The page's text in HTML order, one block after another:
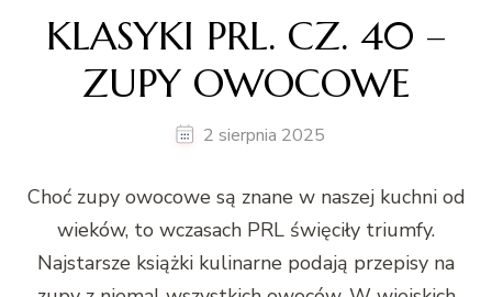
KLASYKI PRL. CZ. 40 –
ZUPY OWOCOWE
2 sierpnia 2025
Choć zupy owocowe są znane w naszej kuchni od
wieków, to wczasach PRL święciły triumfy.
Najstarsze książki kulinarne podają przepisy na